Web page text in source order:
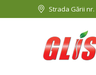
Strada Gării nr.